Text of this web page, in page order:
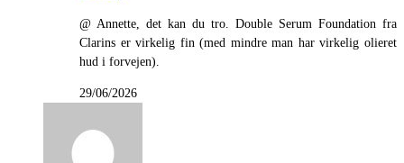
@ Annette, det kan du tro. Double Serum Foundation fra
Clarins er virkelig fin (med mindre man har virkelig olieret
hud i forvejen).
29/06/2026